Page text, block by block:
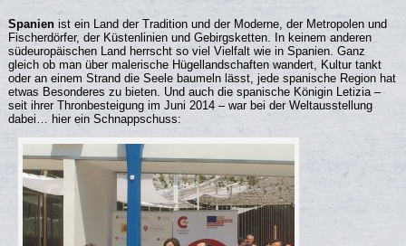
Spanien ist ein Land der Tradition und der Moderne, der Metropolen und
Fischerdörfer, der Küstenlinien und Gebirgsketten. In keinem anderen
südeuropäischen Land herrscht so viel Vielfalt wie in Spanien. Ganz
gleich ob man über malerische Hügellandschaften wandert, Kultur tankt
oder an einem Strand die Seele baumeln lässt, jede spanische Region hat
etwas Besonderes zu bieten. Und auch die spanische Königin Letizia –
seit ihrer Thronbesteigung im Juni 2014 – war bei der Weltausstellung
dabei… hier ein Schnappschuss: